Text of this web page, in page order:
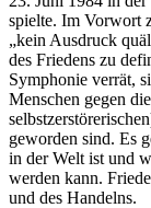
spielte. Im Vorwort
„kein Ausdruck
des Friedens zu
Symphonie verrät,
Menschen gegen
geworden sind. Es
in der Welt ist und
werden kann.
und des Handelns.